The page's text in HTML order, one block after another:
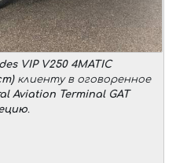
VIP V250 4MATIC
клиенту в оговоренное
Aviation Terminal GAT
.